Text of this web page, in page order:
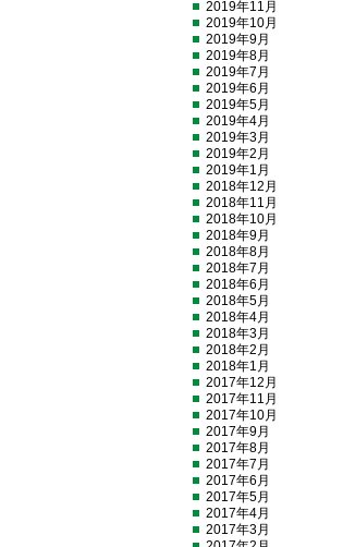
2019年11月
2019年10月
2019年9月
2019年8月
2019年7月
2019年6月
2019年5月
2019年4月
2019年3月
2019年2月
2019年1月
2018年12月
2018年11月
2018年10月
2018年9月
2018年8月
2018年7月
2018年6月
2018年5月
2018年4月
2018年3月
2018年2月
2018年1月
2017年12月
2017年11月
2017年10月
2017年9月
2017年8月
2017年7月
2017年6月
2017年5月
2017年4月
2017年3月